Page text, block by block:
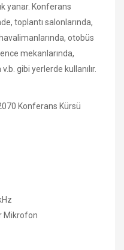
yanar. Konferans
toplantı salonlarında,
otobüs
mekanlarında,
gibi yerlerde kullanılır.
Konferans Kürsü
Mikrofon